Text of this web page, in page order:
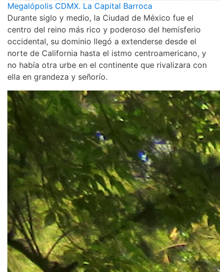
Megalópolis CDMX. La Capital Barroca
Durante siglo y medio, la Ciudad de México fue el
centro del reino más rico y poderoso del hemisferio
occidental, su dominio llegó a extenderse desde el
norte de California hasta el istmo centroamericano, y
no había otra urbe en el continente que rivalizara con
ella en grandeza y señorío.